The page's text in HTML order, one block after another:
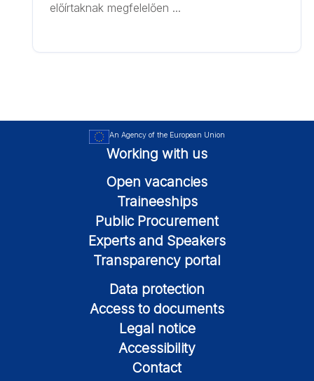
előírtaknak megfelelően ...
An Agency of the European Union
Working with us
Open vacancies
Traineeships
Public Procurement
Experts and Speakers
Transparency portal
Data protection
Access to documents
Legal notice
Accessibility
Contact